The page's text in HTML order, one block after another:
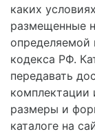
каких
размещенные
определяемой
кодекса РФ.
передавать
комплектации
размеры и
каталоге на